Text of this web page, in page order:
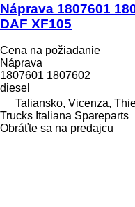
Náprava 1807601
DAF XF105
Cena na požiadanie
Náprava
1807601 1807602
diesel
Taliansko, Vicenza,
Trucks Italiana Spareparts
Obráťte sa na predajcu